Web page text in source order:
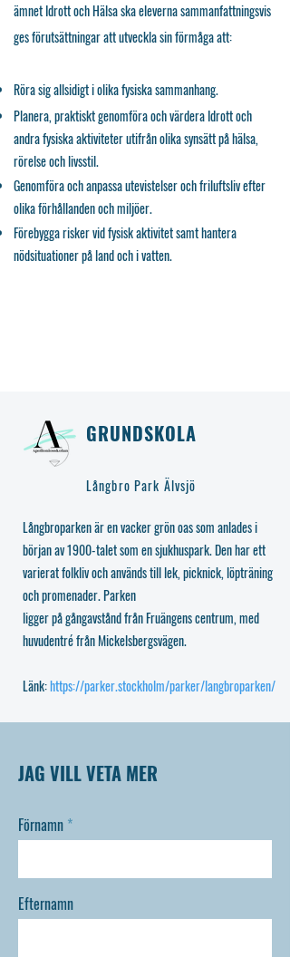
ämnet Idrott och Hälsa ska eleverna sammanfattningsvis
ges förutsättningar att utveckla sin förmåga att:
Röra sig allsidigt i olika fysiska sammanhang.
Planera, praktiskt genomföra och värdera Idrott och
andra fysiska aktiviteter utifrån olika synsätt på hälsa,
rörelse och livsstil.
Genomföra och anpassa utevistelser och friluftsliv efter
olika förhållanden och miljöer.
Förebygga risker vid fysisk aktivitet samt hantera
nödsituationer på land och i vatten.
GRUNDSKOLA
Långbro Park Älvsjö
Långbroparken är en vacker grön oas som anlades i
början av 1900-talet som en sjukhuspark. Den har ett
varierat folkliv och används till lek, picknick, löpträning
och promenader. Parken
ligger på gångavstånd från Fruängens centrum, med
huvudentré från Mickelsbergsvägen.
Länk:https://parker.stockholm/parker/langbroparken/
JAG VILL VETA MER
Förnamn
Efternamn